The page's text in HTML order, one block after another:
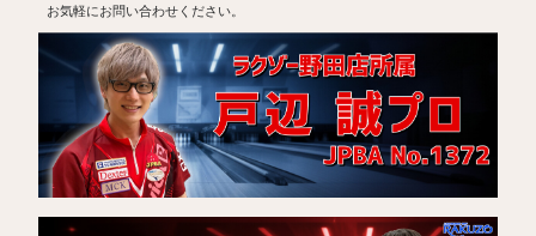
お気軽にお問い合わせください。